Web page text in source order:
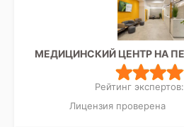
МЕДИЦИНСКИЙ ЦЕНТР НА
Рейтинг
Лицензия проверена